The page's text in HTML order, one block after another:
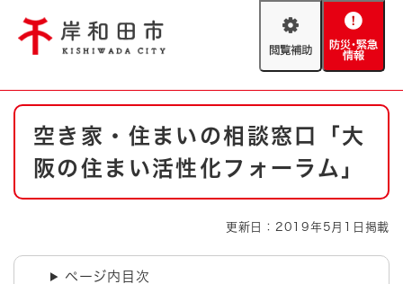
閲
助
防
緊
情
やさしい日本語
防災・緊急情報 救急・消防
ハザードマップ AED設置箇所
本
空き家・住まいの相談窓口「大
阪の住まい活性化フォーラム」
更新日：2019年5月1日掲載
ページ内目次